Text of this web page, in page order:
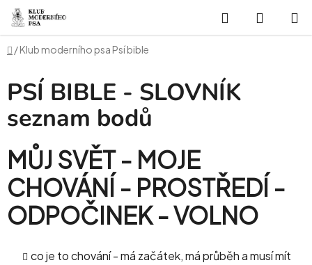
Přejít
na
obsah
Hledat
KOŠÍK
Domů
/Klub moderního psa Psí bible
PSÍ BIBLE - SLOVNÍK
seznam bodů
MŮJ SVĚT - MOJE
CHOVÁNÍ - PROSTŘEDÍ -
ODPOČINEK - VOLNO
co je to chování - má začátek, má průběh a musí mít